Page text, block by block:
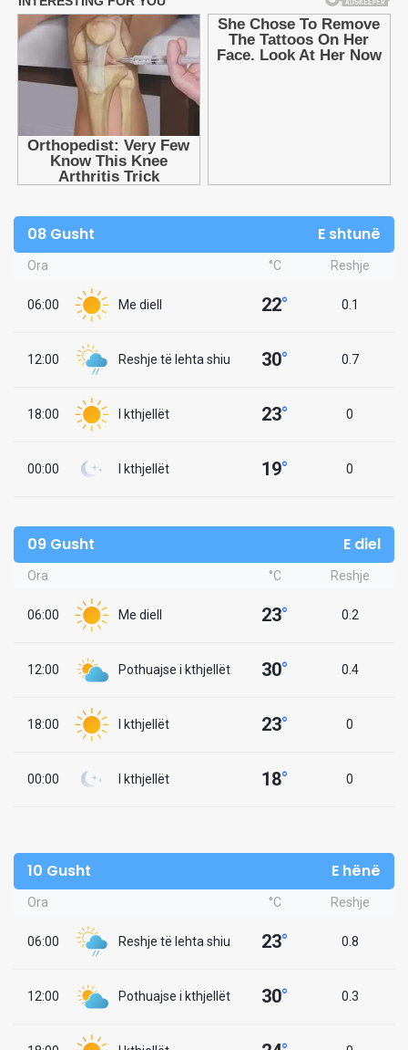
08 Gusht E shtunë
Ora °C Reshje
06:00 Me diell 22° 0.1
12:00 Reshje të lehta shiu 30° 0.7
18:00 I kthjellët 23° 0
00:00 I kthjellët 19° 0
09 Gusht E diel
Ora °C Reshje
06:00 Me diell 23° 0.2
12:00 Pothuajse i kthjellët 30° 0.4
18:00 I kthjellët 23° 0
00:00 I kthjellët 18° 0
10 Gusht E hënë
Ora °C Reshje
06:00 Reshje të lehta shiu 23° 0.8
12:00 Pothuajse i kthjellët 30° 0.3